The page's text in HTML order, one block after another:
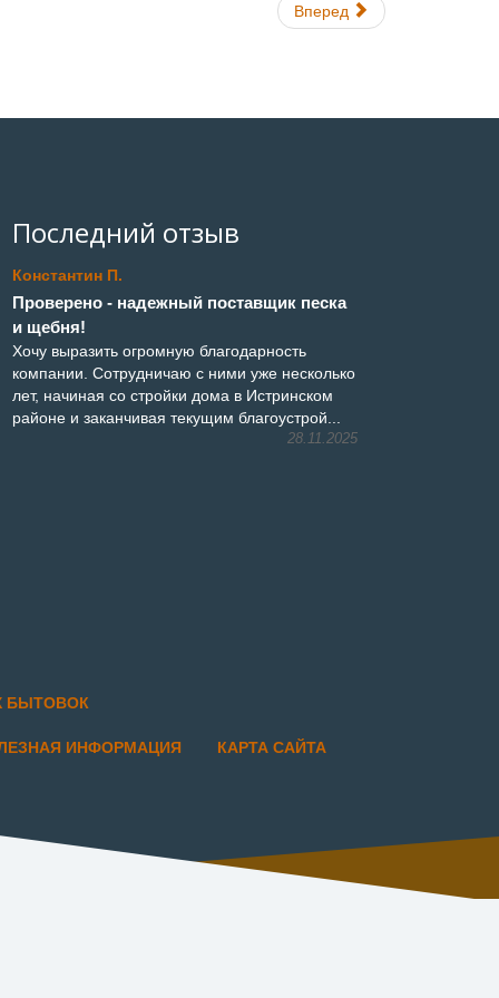
Вперед
Последний отзыв
Константин П.
Проверено - надежный поставщик песка
и щебня!
Хочу выразить огромную благодарность
компании. Сотрудничаю с ними уже несколько
лет, начиная со стройки дома в Истринском
районе и заканчивая текущим благоустрой...
28.11.2025
БЫТОВОК
ИНФОРМАЦИЯ КАРТА САЙТА